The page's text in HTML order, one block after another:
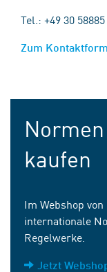
Tel.: +49 30
Zum
kaufen
Im Webshop
internationale
Regelwerke.
Jetzt